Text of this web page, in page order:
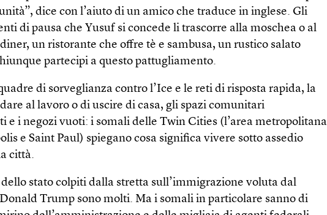
dice con l’aiuto di un amico che traduce in inglese. Gli
di pausa che Yusuf si concede li trascorre alla moschea o al
un ristorante che offre tè e sambusa, un rustico salato
partecipi a questo pattugliamento.
di sorveglianza contro l’Ice e le reti di risposta rapida, la
al lavoro o di uscire di casa, gli spazi comunitari
e i negozi vuoti: i somali delle Twin Cities (l’area metropolitana
e Saint Paul) spiegano cosa significa vivere sotto assedio
città.
stato colpiti dalla stretta sull’immigrazione voluta dal
Trump sono molti. Ma i somali in particolare sanno di